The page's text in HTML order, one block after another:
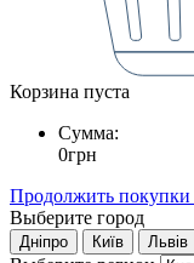
Корзина пуста
Сумма:
0грн
Продолжить покупки
Выберите город
Дніпро Київ Львів